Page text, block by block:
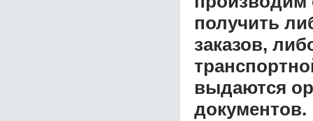
получить
заказов,
выдаются
документов.